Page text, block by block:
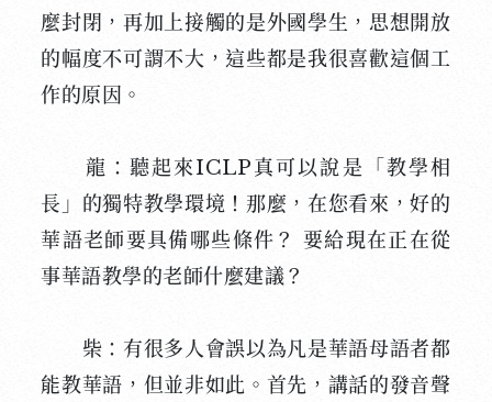
麼封閉，再加上接觸的是外國學生，思想開放
的幅度不可謂不大，這些都是我很喜歡這個工
作的原因。
龍：聽起來ICLP真可以說是「教學相
長」的獨特教學環境！那麼，在您看來，好的
華語老師要具備哪些條件？ 要給現在正在從
事華語教學的老師什麼建議？
柴：有很多人會誤以為凡是華語母語者都
能教華語，但並非如此。首先，講話的發音聲